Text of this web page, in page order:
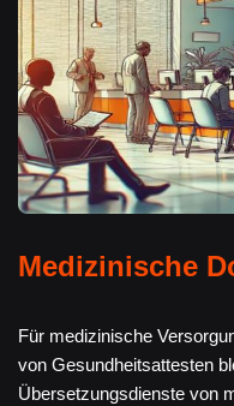
Medizinische
Für medizinische
von Gesundheitsattesten
Übersetzungsdienste von